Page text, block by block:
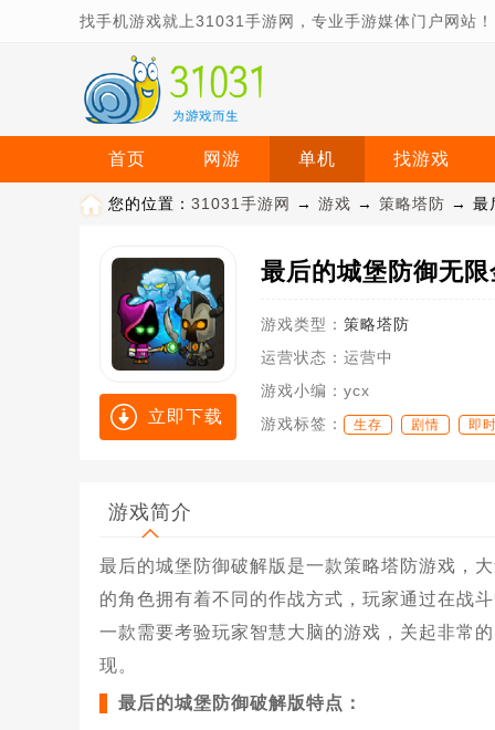
找手机游戏就上31031手游网，专业手游媒体门户网站！
首页 网游 单机 找游戏
您的位置： 31031手游网 → 游戏 → 策略塔防 → 最
立即下载
游戏类型： 策略塔防
运营状态： 运营中
游戏小编： ycx
游戏标签：
生存 剧情 即
游戏简介
最后的城堡防御破解版是一款策略塔防游戏，
的角色拥有着不同的作战方式，玩家通过在战
一款需要考验玩家智慧大脑的游戏，关起非常
现。
最后的城堡防御破解版特点：